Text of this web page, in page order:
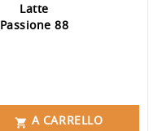
Latte
Passione 88
 A CARRELLO